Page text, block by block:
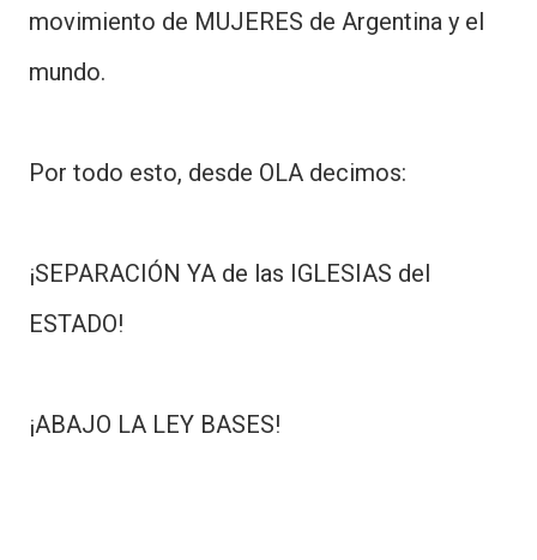
movimiento de MUJERES de Argentina y el
mundo.
Por todo esto, desde OLA decimos:
¡SEPARACIÓN YA de las IGLESIAS del
ESTADO!
¡ABAJO LA LEY BASES!